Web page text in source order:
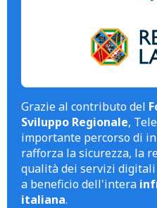
Grazie al contributo del
Sviluppo Regionale,
importante percorso di
rafforza la sicurezza, la
qualità dei servizi
a beneficio dell'intera
italiana.